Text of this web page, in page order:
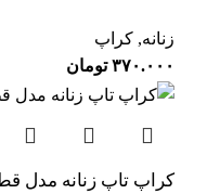
زنانه, کراپ
۳۷۰.۰۰۰ تومان
کراپ تاپ زنانه مدل قطره